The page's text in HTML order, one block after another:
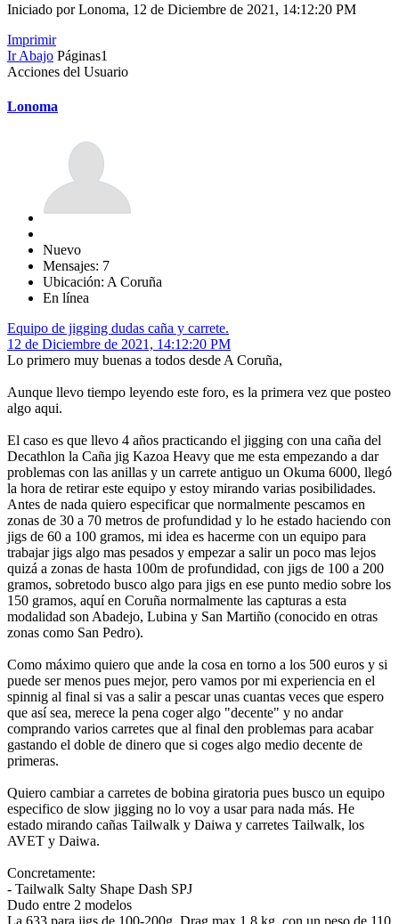
Iniciado por Lonoma, 12 de Diciembre de 2021, 14:12:20 PM
Imprimir
Ir Abajo Páginas1
Acciones del Usuario
Lonoma
Nuevo
Mensajes: 7
Ubicación: A Coruña
En línea
Equipo de jigging dudas caña y carrete.
12 de Diciembre de 2021, 14:12:20 PM
Lo primero muy buenas a todos desde A Coruña,
Aunque llevo tiempo leyendo este foro, es la primera vez que posteo
algo aqui.
El caso es que llevo 4 años practicando el jigging con una caña del
Decathlon la Caña jig Kazoa Heavy que me esta empezando a dar
problemas con las anillas y un carrete antiguo un Okuma 6000, llegó
la hora de retirar este equipo y estoy mirando varias posibilidades.
Antes de nada quiero especificar que normalmente pescamos en
zonas de 30 a 70 metros de profundidad y lo he estado haciendo con
jigs de 60 a 100 gramos, mi idea es hacerme con un equipo para
trabajar jigs algo mas pesados y empezar a salir un poco mas lejos
quizá a zonas de hasta 100m de profundidad, con jigs de 100 a 200
gramos, sobretodo busco algo para jigs en ese punto medio sobre los
150 gramos, aquí en Coruña normalmente las capturas a esta
modalidad son Abadejo, Lubina y San Martiño (conocido en otras
zonas como San Pedro).
Como máximo quiero que ande la cosa en torno a los 500 euros y si
puede ser menos pues mejor, pero vamos por mi experiencia en el
spinnig al final si vas a salir a pescar unas cuantas veces que espero
que así sea, merece la pena coger algo "decente" y no andar
comprando varios carretes que al final den problemas para acabar
gastando el doble de dinero que si coges algo medio decente de
primeras.
Quiero cambiar a carretes de bobina giratoria pues busco un equipo
especifico de slow jigging no lo voy a usar para nada más. He
estado mirando cañas Tailwalk y Daiwa y carretes Tailwalk, los
AVET y Daiwa.
Concretamente:
- Tailwalk Salty Shape Dash SPJ
Dudo entre 2 modelos
La 633 para jigs de 100-200g, Drag max 1.8 kg, con un peso de 110